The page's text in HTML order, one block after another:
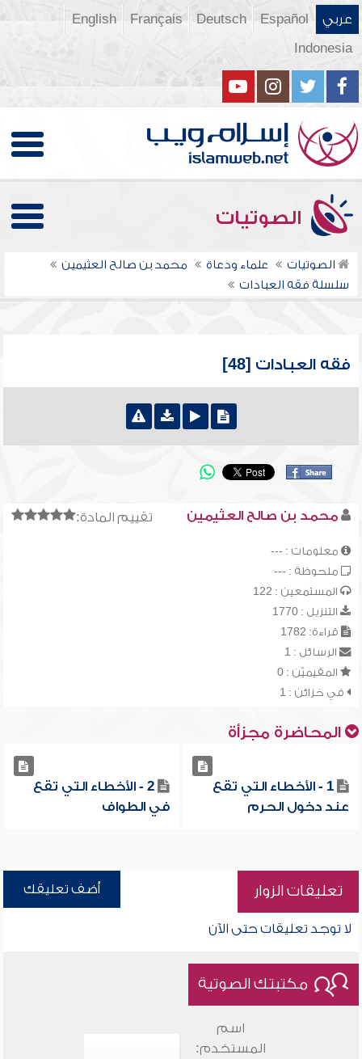
عربي Español
Deutsch
Français
English
Indonesia
الصوتيات
الصوتيات علماء ودعاة
محمد بن صالح العثيمين
سلسلة فقه العبادات
فقه العبادات [48]
تقييم المادة: محمد بن صالح العثيمين
معلومات : ---
ملحوظة : ---
المستمعين : 122
التنزيل : 1770
قراءة: 1782
الرسائل : 1
المقيميّن : 0
في خزائن : 1
المحاضرة مجزأة
1 - الأخطاء التي تقع
عند دخول الحرم
2 - الأخطاء التي تقع
في الطواف
تعليقات الزوار أضف تعليقك
لا توجد تعليقات حتى الآن
مكتبتك الصوتية
اسم
المستخدم: